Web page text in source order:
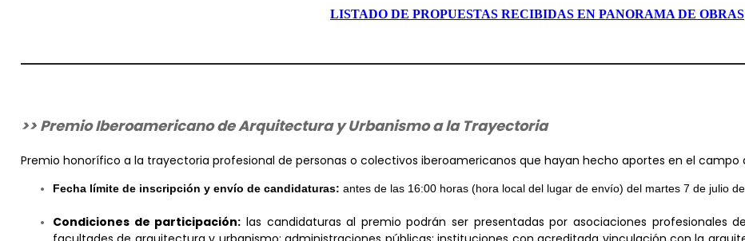
LISTADO DE PROPUESTAS RECIBIDAS EN PANORAMA DE OBRAS
>> Premio Iberoamericano de Arquitectura y Urbanismo a la Trayectoria
Premio honorífico a la trayectoria profesional de personas o colectivos iberoamericanos que hayan hecho aportes en el
Fecha límite de inscripción y envío de candidaturas: antes de las 16:00 horas (hora local del lugar de envío) del martes 7 de julio de
Condiciones de participación: las candidaturas al premio podrán ser presentadas por asociaciones profesionales